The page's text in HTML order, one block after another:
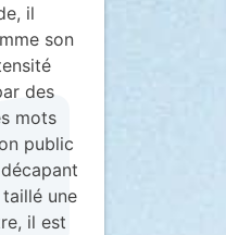
il
son
des
mots
public
une
il est